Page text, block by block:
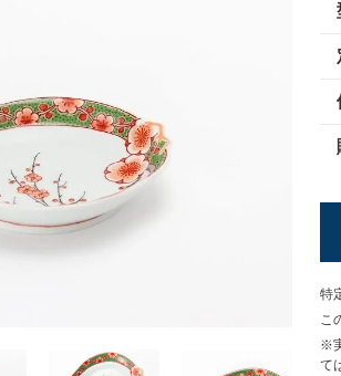
特
こ
※
て